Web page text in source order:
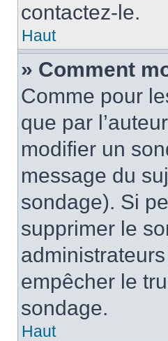
contactez-le.
Haut
» Comment
Comme pour
que par
modifier un
message du
sondage). Si
supprimer le
empêcher le
sondage.
Haut